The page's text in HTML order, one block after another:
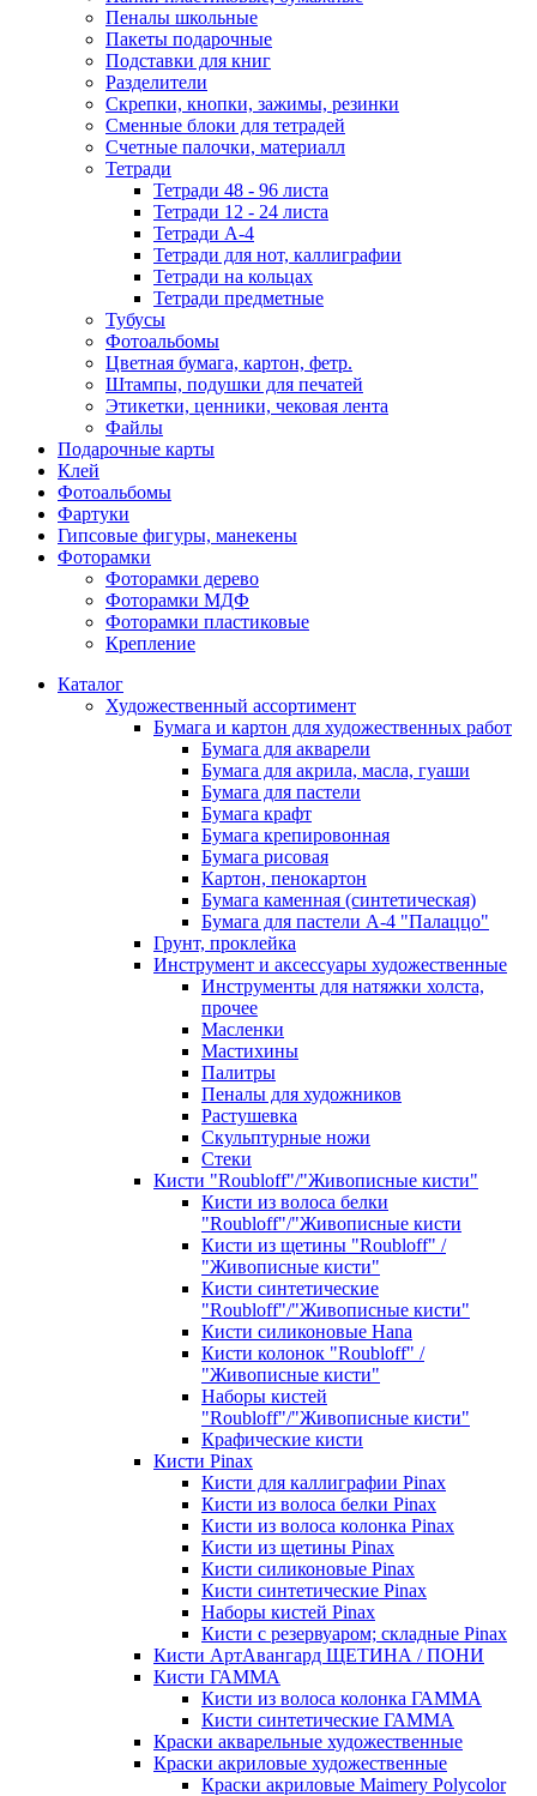
Пеналы школьные
Пакеты подарочные
Подставки для книг
Разделители
Скрепки, кнопки, зажимы, резинки
Сменные блоки для тетрадей
Счетные палочки, материалл
Тетради
Тетради 48 - 96 листа
Тетради 12 - 24 листа
Тетради А-4
Тетради для нот, каллиграфии
Тетради на кольцах
Тетради предметные
Тубусы
Фотоальбомы
Цветная бумага, картон, фетр.
Штампы, подушки для печатей
Этикетки, ценники, чековая лента
Файлы
Подарочные карты
Клей
Фотоальбомы
Фартуки
Гипсовые фигуры, манекены
Фоторамки
Фоторамки дерево
Фоторамки МДФ
Фоторамки пластиковые
Крепление
Каталог
Художественный ассортимент
Бумага и картон для художественных работ
Бумага для акварели
Бумага для акрила, масла, гуаши
Бумага для пастели
Бумага крафт
Бумага крепировонная
Бумага рисовая
Картон, пенокартон
Бумага каменная (синтетическая)
Бумага для пастели А-4 "Палаццо"
Грунт, проклейка
Инструмент и аксессуары художественные
Инструменты для натяжки холста,
прочее
Масленки
Мастихины
Палитры
Пеналы для художников
Растушевка
Скульптурные ножи
Стеки
Кисти "Roubloff"/"Живописные кисти"
Кисти из волоса белки
"Roubloff"/"Живописные кисти
Кисти из щетины "Roubloff" /
"Живописные кисти"
Кисти синтетические
"Roubloff"/"Живописные кисти"
Кисти силиконовые Hana
Кисти колонок "Roubloff" /
"Живописные кисти"
Наборы кистей
"Roubloff"/"Живописные кисти"
Крафические кисти
Кисти Pinax
Кисти для каллиграфии Pinax
Кисти из волоса белки Pinax
Кисти из волоса колонка Pinax
Кисти из щетины Pinax
Кисти силиконовые Pinax
Кисти синтетические Pinax
Наборы кистей Pinax
Кисти с резервуаром; складные Pinax
Кисти АртАвангард ЩЕТИНА / ПОНИ
Кисти ГАММА
Кисти из волоса колонка ГАММА
Кисти синтетические ГАММА
Краски акварельные художественные
Краски акриловые художественные
Краски акриловые Maimery Polycolor